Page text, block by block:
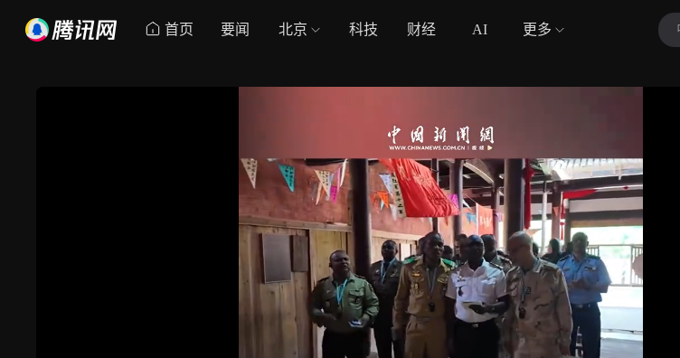
首页 要闻 北京 科技 财经 AI 更多